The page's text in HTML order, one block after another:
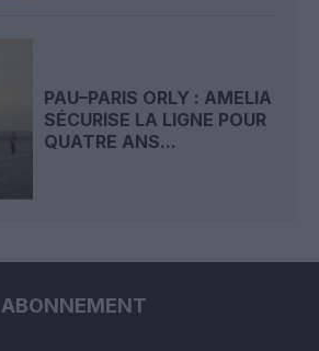
PAU–PARIS ORLY : AMELIA
SÉCURISE LA LIGNE POUR
QUATRE ANS...
ABONNEMENT